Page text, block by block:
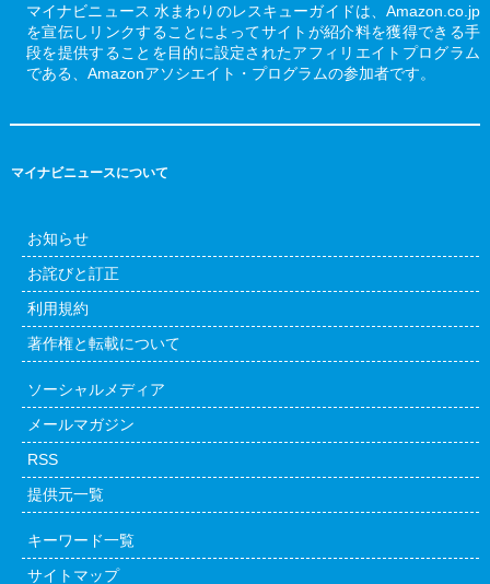
マイナビニュース 水まわりのレスキューガイドは、Amazon.co.jp
を宣伝しリンクすることによってサイトが紹介料を獲得できる手
段を提供することを目的に設定されたアフィリエイトプログラム
である、Amazonアソシエイト・プログラムの参加者です。
マイナビニュースについて
お知らせ
お詫びと訂正
利用規約
著作権と転載について
ソーシャルメディア
メールマガジン
RSS
提供元一覧
キーワード一覧
サイトマップ